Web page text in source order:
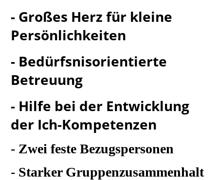
- Großes Herz für kleine
Persönlichkeiten
- Bedürfsnisorientierte
Betreuung
- Hilfe bei der Entwicklung
der Ich-Kompetenzen
- Zwei feste Bezugspersonen
- Starker Gruppenzusammenhalt